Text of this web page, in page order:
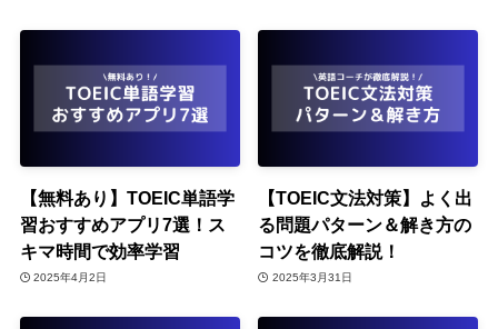
【無料あり】TOEIC単語学
習おすすめアプリ7選！ス
キマ時間で効率学習
2025年4月2日
【TOEIC文法対策】よく出
る問題パターン＆解き方の
コツを徹底解説！
2025年3月31日